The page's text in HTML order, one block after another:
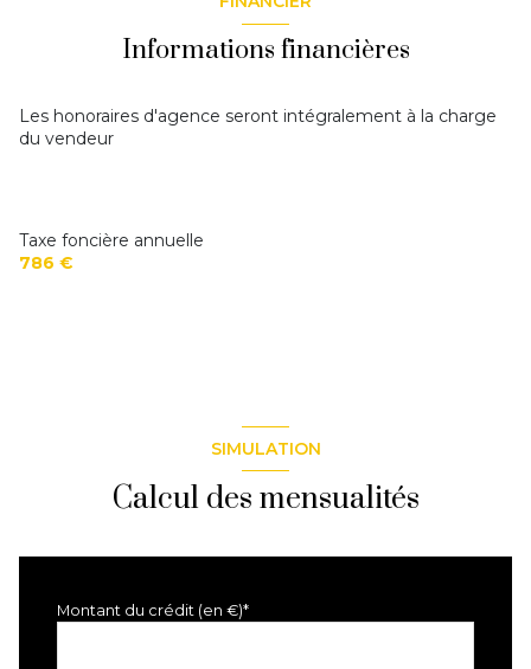
Informations financières
Les honoraires d'agence seront intégralement à la charge
du vendeur
Taxe foncière annuelle
786 €
SIMULATION
Calcul des mensualités
Montant du crédit (en €)*